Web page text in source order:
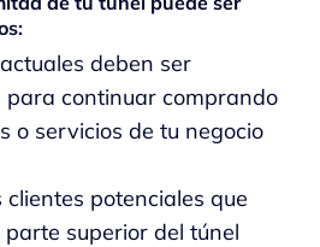
deben ser
para continuar comprando
o servicios de tu negocio
clientes potenciales que
superior del túnel